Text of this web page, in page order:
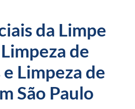
da Limpe
de
Limpeza de
São Paulo